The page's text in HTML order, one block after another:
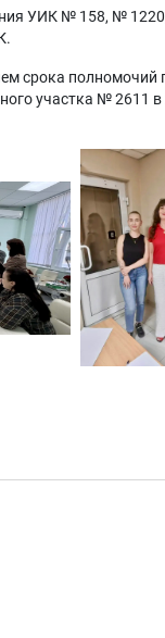
УИК № 158, №
срока полномочий
участка № 2611 в